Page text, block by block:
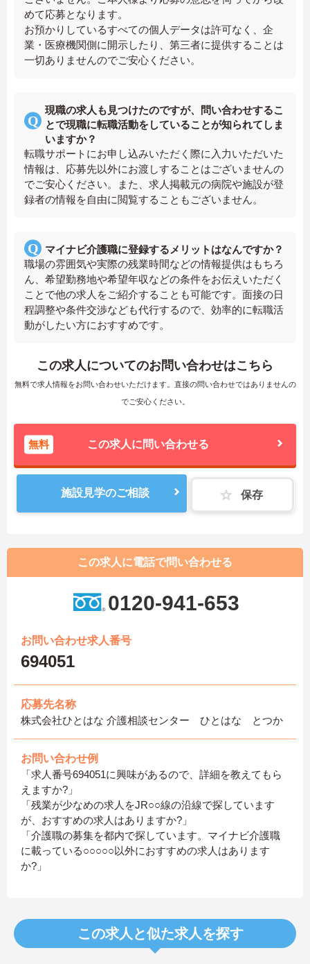
めて応募となります。
お預かりしているすべての個人データは許可なく、企
業・医療機関側に開示したり、第三者に提供することは
一切ありませんのでご安心ください。
現職の求人も見つけたのですが、問い合わせするこ
とで現職に転職活動をしていることが知られてしま
いますか？
転職サポートにお申し込みいただく際に入力いただいた
情報は、応募先以外にお渡しすることはございませんの
でご安心ください。また、求人掲載元の病院や施設が登
録者の情報を自由に閲覧することもございません。
マイナビ介護職に登録するメリットはなんですか？
職場の雰囲気や実際の残業時間などの情報提供はもちろ
ん、希望勤務地や希望年収などの条件をお伝えいただく
ことで他の求人をご紹介することも可能です。面接の日
程調整や条件交渉なども代行するので、効率的に転職活
動がしたい方におすすめです。
この求人についてのお問い合わせはこちら
無料で求人情報をお問い合わせいただけます。直接の問い合わせではありませんの
でご安心ください。
無料 この求人に問い合わせる
施設見学のご相談 保存
この求人に電話で問い合わせる
0120-941-653
お問い合わせ求人番号
694051
応募先名称
株式会社ひとはな 介護相談センター ひとはな とつか
お問い合わせ例
「求人番号694051に興味があるので、詳細を教えてもら
えますか?」
「残業が少なめの求人をJR○○線の沿線で探しています
が、おすすめの求人はありますか?」
「介護職の募集を都内で探しています。マイナビ介護職
に載っている○○○○○以外におすすめの求人はあります
か?」
この求人と似た求人を探す